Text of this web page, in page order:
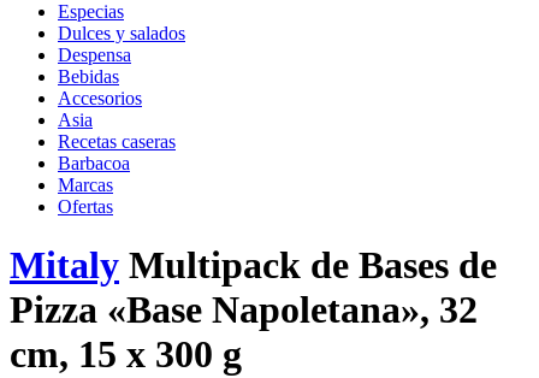
Especias
Dulces y salados
Despensa
Bebidas
Accesorios
Asia
Recetas caseras
Barbacoa
Marcas
Ofertas
Mitaly Multipack de Bases de
Pizza «Base Napoletana», 32
cm, 15 x 300 g